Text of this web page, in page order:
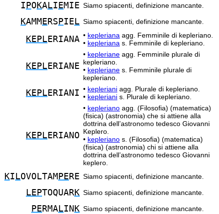
I PO KALI EMIE Siamo spiacenti, definizione mancante.
KAMM E RS PIE L Siamo spiacenti, definizione mancante.
KEPL ERIANA • kepleriana agg. Femminile di kepleriano.
• kepleriana s. Femminile di kepleriano.
KEPL ERIANE
• kepleriane agg. Femminile plurale di
kepleriano.
• kepleriane s. Femminile plurale di
kepleriano.
KEPL ERIANI • kepleriani agg. Plurale di kepleriano.
• kepleriani s. Plurale di kepleriano.
KEPL ERIANO
• kepleriano agg. (Filosofia) (matematica)
(fisica) (astronomia) che si attiene alla
dottrina dell’astronomo tedesco Giovanni
Keplero.
• kepleriano s. (Filosofia) (matematica)
(fisica) (astronomia) chi si attiene alla
dottrina dell’astronomo tedesco Giovanni
keplero.
KI LOVOLTAM PE RE Siamo spiacenti, definizione mancante.
LEPTOQUARK Siamo spiacenti, definizione mancante.
PE RMALIN K Siamo spiacenti, definizione mancante.